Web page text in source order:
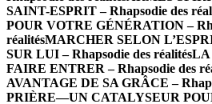
SAINT-ESPRIT – Rhapsodie des
POUR VOTRE GÉNÉRATION –
réalitésMARCHER SELON
SUR LUI – Rhapsodie des réalitésLA
FAIRE ENTRER – Rhapsodie des
AVANTAGE DE SA GRÂCE –
PRIÈRE—UN CATALYSEUR